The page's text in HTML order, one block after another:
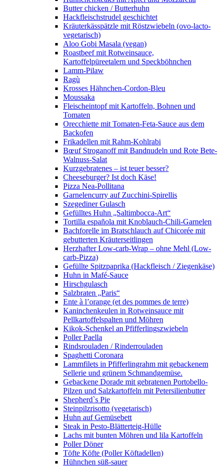
Butter chicken / Butterhuhn
Hackfleischstrudel geschichtet
Kräuterkässpätzle mit Röstzwiebeln (ovo-lacto-
vegetarisch)
Aloo Gobi Masala (vegan)
Roastbeef mit Rotweinsauce,
Kartoffelpüreetalern und Speckböhnchen
Lamm-Pilaw
Ragù
Krosses Hähnchen-Cordon-Bleu
Moussaka
Fleischeintopf mit Kartoffeln, Bohnen und
Tomaten
Orecchiette mit Tomaten-Feta-Sauce aus dem
Backofen
Frikadellen mit Rahm-Kohlrabi
Bœuf Stroganoff mit Bandnudeln und Rote Bete-
Walnuss-Salat
Kurzgebratenes – ist teuer besser?
Cheeseburger? Ist doch Käse!
Pizza Nea-Pollitana
Garnelencurry auf Zucchini-Spirellis
Szegediner Gulasch
Gefülltes Huhn „Saltimbocca-Art“
Tortilla española mit Knoblauch-Chili-Garnelen
Bachforelle im Bratschlauch auf Chicorée mit
gebutterten Kräuterseitlingen
Herzhafter Low-carb-Wrap – ohne Mehl (Low-
carb-Pizza)
Gefüllte Spitzpaprika (Hackfleisch / Ziegenkäse)
Huhn in Mafé-Sauce
Hirschgulasch
Salzbraten „Paris“
Ente à l’orange (et des pommes de terre)
Kaninchenkeulen in Rotweinsauce mit
Pellkartoffelspalten und Möhren
Kikok-Schenkel an Pfifferlingszwiebeln
Poller Paella
Rindsrouladen / Rinderrouladen
Spaghetti Coronara
Lammfilets in Pfifferlingrahm mit gebackenem
Sellerie und grünem Schmandgemüse.
Gebackene Dorade mit gebratenen Portobello-
Pilzen und Salzkartoffeln mit Petersilienbutter
Shepherd`s Pie
Steinpilzrisotto (vegetarisch)
Huhn auf Gemüsebett
Steak in Pesto-Blätterteig-Hülle
Lachs mit bunten Möhren und lila Kartoffeln
Poller Döner
Töfte Köfte (Poller Köftadellen)
Hühnchen süß-sauer